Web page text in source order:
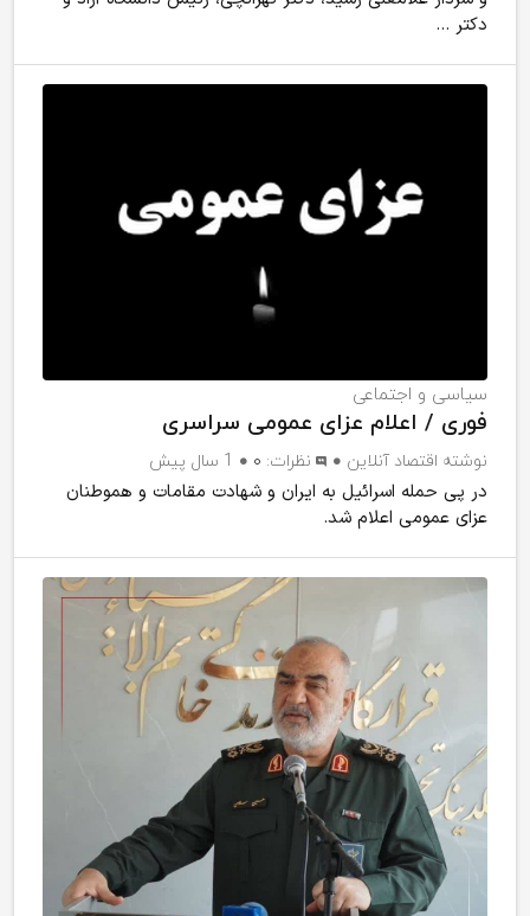
دکتر ...
سیاسی و اجتماعی
فوری / اعلام عزای عمومی سراسری
نوشته اقتصاد آنلاین نظرات: ۰ 1 سال پیش
در پی حمله اسرائیل به ایران و شهادت مقامات و هموطنان
عزای عمومی اعلام شد.